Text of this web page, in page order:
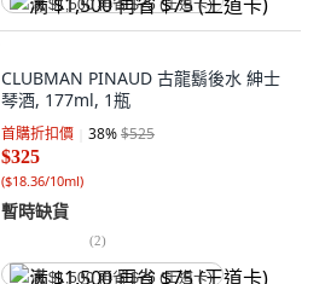
满 $1,500 再省 $75 (王道卡)
CLUBMAN PINAUD 古龍鬍後水 紳士
琴酒, 177ml, 1瓶
首購折扣價 38%$525
$325
($18.36/10ml)
暫時缺貨
(2)
满 $1,500 再省 $75 (王道卡)